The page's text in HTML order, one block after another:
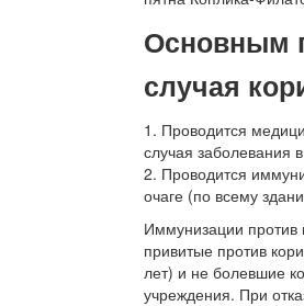
Основным
случая
1. Проводится
случая заболевания
2. Проводится
очаге (по всему
Иммунизации против
привитые против
лет) и не болевшие
учреждения. При